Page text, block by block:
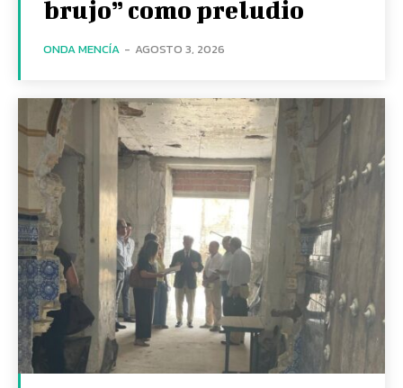
brujo” como preludio
ONDA MENCÍA - AGOSTO 3, 2026